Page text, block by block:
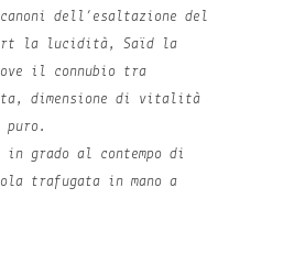
dell’esaltazione del
la lucidità, Saïd la
il connubio tra
dimensione di vitalità
grado al contempo di
trafugata in mano a